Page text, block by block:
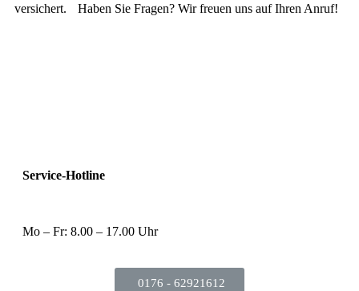
versichert. Haben Sie Fragen? Wir freuen uns auf Ihren Anruf!
Service-Hotline
Mo – Fr: 8.00 – 17.00 Uhr
0176 - 62921612